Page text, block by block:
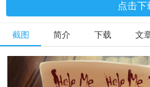
点击下
截图 简介 下载 文